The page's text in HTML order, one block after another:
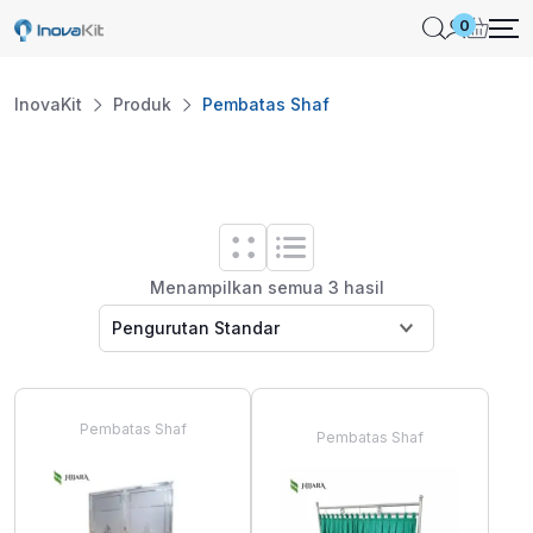
Skip
0
InovaKit Produk Pembatas Shaf
Menampilkan semua 3 hasil
Pembatas Shaf Pembatas Shaf